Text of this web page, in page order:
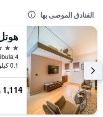
الفنادق الموصى بها
4 نجوم
0.1 كيلومتر عن وسط المدينة
1,114 ﷼